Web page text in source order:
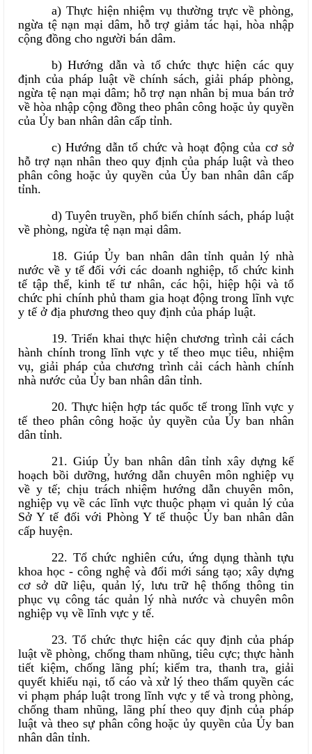
a) Thực hiện nhiệm vụ thường trực về phòng,
ngừa tệ nạn mại dâm, hỗ trợ giảm tác hại, hòa nhập
cộng đồng cho người bán dâm.
b) Hướng dẫn và tổ chức thực hiện các quy
định của pháp luật về chính sách, giải pháp phòng,
ngừa tệ nạn mại dâm; hỗ trợ nạn nhân bị mua bán trở
về hòa nhập cộng đồng theo phân công hoặc ủy quyền
của Ủy ban nhân dân cấp tỉnh.
c) Hướng dẫn tổ chức và hoạt động của cơ sở
hỗ trợ nạn nhân theo quy định của pháp luật và theo
phân công hoặc ủy quyền của Ủy ban nhân dân cấp
tỉnh.
d) Tuyên truyền, phổ biến chính sách, pháp luật
về phòng, ngừa tệ nạn mại dâm.
18. Giúp Ủy ban nhân dân tỉnh quản lý nhà
nước về y tế đối với các doanh nghiệp, tổ chức kinh
tế tập thể, kinh tế tư nhân, các hội, hiệp hội và tổ
chức phi chính phủ tham gia hoạt động trong lĩnh vực
y tế ở địa phương theo quy định của pháp luật.
19. Triển khai thực hiện chương trình cải cách
hành chính trong lĩnh vực y tế theo mục tiêu, nhiệm
vụ, giải pháp của chương trình cải cách hành chính
nhà nước của Ủy ban nhân dân tỉnh.
20. Thực hiện hợp tác quốc tế trong lĩnh vực y
tế theo phân công hoặc ủy quyền của Ủy ban nhân
dân tỉnh.
21. Giúp Ủy ban nhân dân tỉnh xây dựng kế
hoạch bồi dưỡng, hướng dẫn chuyên môn nghiệp vụ
về y tế; chịu trách nhiệm hướng dẫn chuyên môn,
nghiệp vụ về các lĩnh vực thuộc phạm vi quản lý của
Sở Y tế đối với Phòng Y tế thuộc Ủy ban nhân dân
cấp huyện.
22. Tổ chức nghiên cứu, ứng dụng thành tựu
khoa học - công nghệ và đổi mới sáng tạo; xây dựng
cơ sở dữ liệu, quản lý, lưu trữ hệ thống thông tin
phục vụ công tác quản lý nhà nước và chuyên môn
nghiệp vụ về lĩnh vực y tế.
23. Tổ chức thực hiện các quy định của pháp
luật về phòng, chống tham nhũng, tiêu cực; thực hành
tiết kiệm, chống lãng phí; kiểm tra, thanh tra, giải
quyết khiếu nại, tố cáo và xử lý theo thẩm quyền các
vi phạm pháp luật trong lĩnh vực y tế và trong phòng,
chống tham nhũng, lãng phí theo quy định của pháp
luật và theo sự phân công hoặc ủy quyền của Ủy ban
nhân dân tỉnh.